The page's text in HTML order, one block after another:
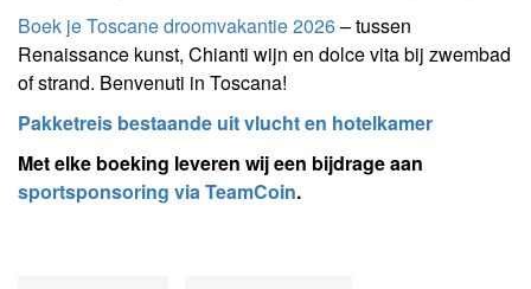
Boek je Toscane droomvakantie 2026– tussen
Renaissance kunst, Chianti wijn en dolce vita bij zwembad
of strand. Benvenuti in Toscana!
Pakketreis bestaande uit vlucht en hotelkamer
Met elke boeking leveren wij een bijdrage aan
sportsponsoring via TeamCoin.